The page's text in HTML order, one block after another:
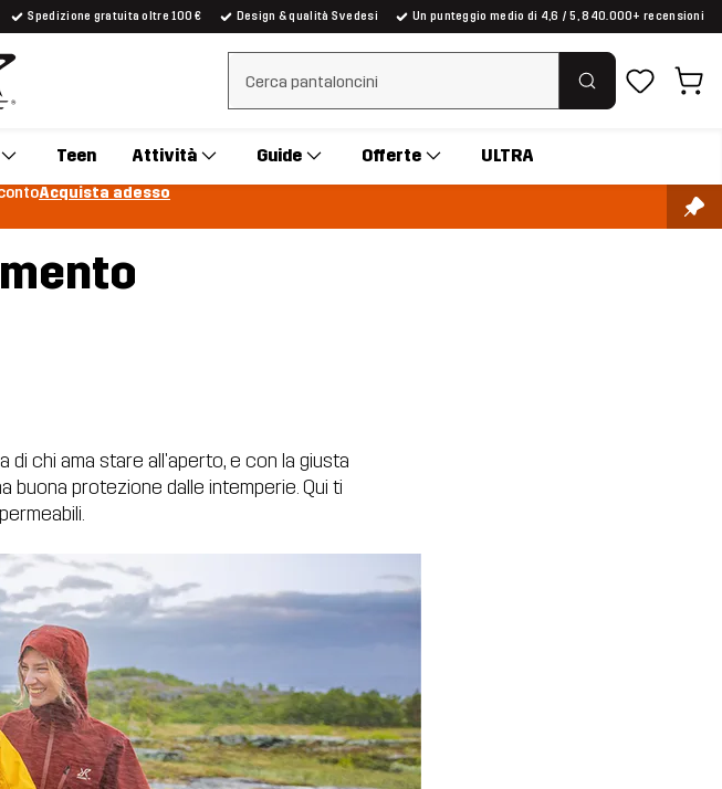
Spedizione gratuita oltre 100 € Design & qualità Svedesi Un punteggio medio di 4,6 / 5, 840.000+ recensioni
Cancella ricerca
Teen Attività Guide Offerte ULTRA
Acquista adesso
di chi ama stare all'aperto, e con la giusta
protezione dalle intemperie. Qui ti